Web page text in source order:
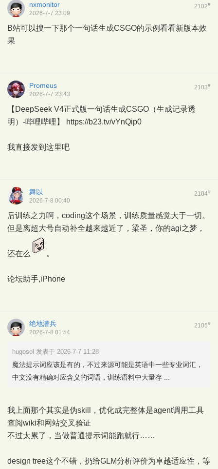
2102#
nxmonitor
2026-7-7 23:09
B站可以搜一下那个一句话生成CSGO的示例看看新版本效
果
2103#
Promeus
2026-7-7 23:43
【DeepSeek V4正式版一句话生成CSGO（生成记录透
明）-哔哩哔哩】 https://b23.tv/vYnQip0
我直接发到这里吧
2104#
舞以
2026-7-8 00:40
后训练之力啊，coding这个场景，训练质量感觉大于一切。
但是离超大号自动补全越来越近了，梁圣，你的agi之梦，
还在么 。
论坛助手,iPhone
2105#
绝地潜兵
2026-7-8 01:54
hugosol 发表于 2026-7-7 11:28
魔法提示词应该是有的，不过来源可能是英语中一些专业词汇，
中文没有精确对应含义的词语，训练语料中大量存 ...
我上面那个其实是伪skill，优化成完整体是agent调用工具
查阅wiki和网站交叉验证
不过太累了，当做普通提示词能跑就行……
design tree这个不错，扔给GLM分析评价为卓越适应性，等